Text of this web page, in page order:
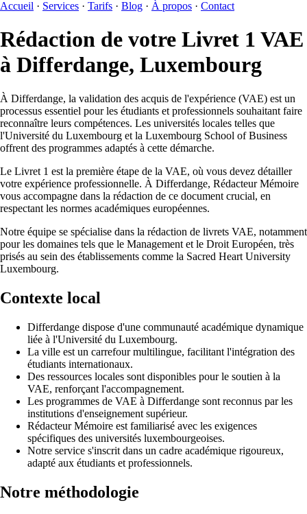
Accueil · Services · Tarifs · Blog · À propos · Contact
Rédaction de votre Livret 1 VAE
à Differdange, Luxembourg
À Differdange, la validation des acquis de l'expérience (VAE) est un
processus essentiel pour les étudiants et professionnels souhaitant faire
reconnaître leurs compétences. Les universités locales telles que
l'Université du Luxembourg et la Luxembourg School of Business
offrent des programmes adaptés à cette démarche.
Le Livret 1 est la première étape de la VAE, où vous devez détailler
votre expérience professionnelle. À Differdange, Rédacteur Mémoire
vous accompagne dans la rédaction de ce document crucial, en
respectant les normes académiques européennes.
Notre équipe se spécialise dans la rédaction de livrets VAE, notamment
pour les domaines tels que le Management et le Droit Européen, très
prisés au sein des établissements comme la Sacred Heart University
Luxembourg.
Contexte local
Differdange dispose d'une communauté académique dynamique
liée à l'Université du Luxembourg.
La ville est un carrefour multilingue, facilitant l'intégration des
étudiants internationaux.
Des ressources locales sont disponibles pour le soutien à la
VAE, renforçant l'accompagnement.
Les programmes de VAE à Differdange sont reconnus par les
institutions d'enseignement supérieur.
Rédacteur Mémoire est familiarisé avec les exigences
spécifiques des universités luxembourgeoises.
Notre service s'inscrit dans un cadre académique rigoureux,
adapté aux étudiants et professionnels.
Notre méthodologie